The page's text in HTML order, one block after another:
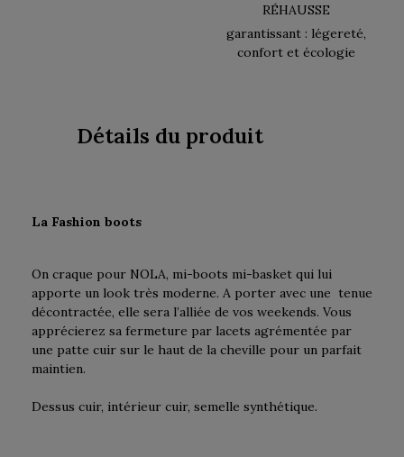
RÉHAUSSE
garantissant : légereté,
confort et écologie
Détails du produit
La Fashion boots
On craque pour NOLA, mi-boots mi-basket qui lui
apporte un look très moderne. A porter avec une tenue
décontractée, elle sera l’alliée de vos weekends. Vous
apprécierez sa fermeture par lacets agrémentée par
une patte cuir sur le haut de la cheville pour un parfait
maintien.
Dessus cuir, intérieur cuir, semelle synthétique.